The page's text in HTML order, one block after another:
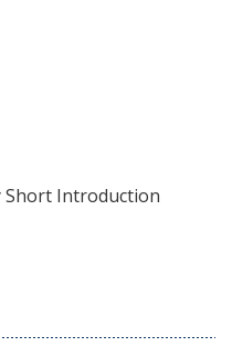
Short Introduction